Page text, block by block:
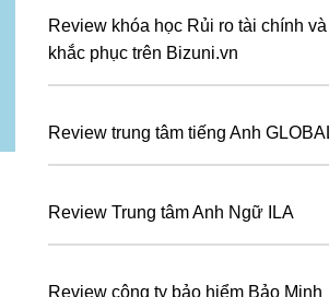
Review khóa học Rủi ro tài chính
khắc phục trên Bizuni.vn
Review trung tâm tiếng Anh
Review Trung tâm Anh Ngữ ILA
Review công ty bảo hiểm Bảo Minh